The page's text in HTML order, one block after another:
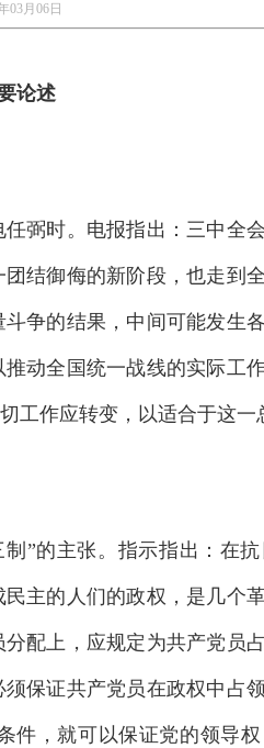
03月06日
论述
时。电报指出：三中全
结御侮的新阶段，也走到
争的结果，中间可能发生
动全国统一战线的实际工
工作应转变，以适合于这一
的主张。指示指出：在抗
主的人们的政权，是几个
配上，应规定为共产党员
保证共产党员在政权中占
，就可以保证党的领导